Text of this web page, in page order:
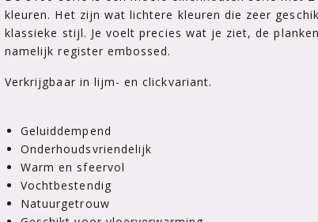
kleuren. Het zijn wat lichtere kleuren die zeer
klassieke stijl. Je voelt precies wat je ziet, de
namelijk register embossed.
Verkrijgbaar in lijm- en clickvariant.
Geluiddempend
Onderhoudsvriendelijk
Warm en sfeervol
Vochtbestendig
Natuurgetrouw